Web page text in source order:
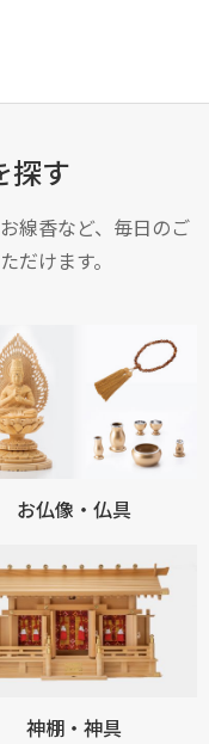
ートへ進む
探す
線香など、毎日のご
だけます。
お仏像・仏具
神棚・神具